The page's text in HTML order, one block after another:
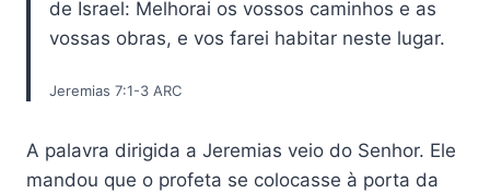
de Israel: Melhorai os vossos caminhos e as
vossas obras, e vos farei habitar neste lugar.
Jeremias 7:1-3 ARC
A palavra dirigida a Jeremias veio do Senhor. Ele
mandou que o profeta se colocasse à porta da